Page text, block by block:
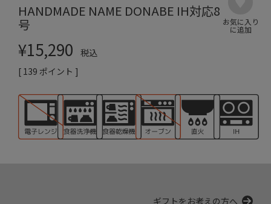
HANDMADE NAME DONABE IH対応8
号
¥15,290
税込
[ 139 ポイント ]
ギフトをお考えの方へ